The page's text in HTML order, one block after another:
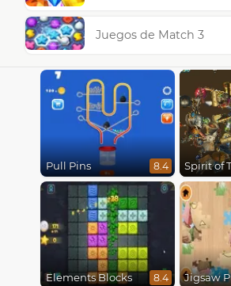
Juegos de Match 3
Pull Pins 8.4
Elements Blocks 8.4 Jigsaw